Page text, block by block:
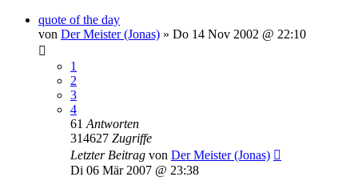
quote of the day
von Der Meister (Jonas) » Do 14 Nov 2002 @ 22:10
1
2
3
4
61 Antworten
314627 Zugriffe
Letzter Beitrag von Der Meister (Jonas)
Di 06 Mär 2007 @ 23:38